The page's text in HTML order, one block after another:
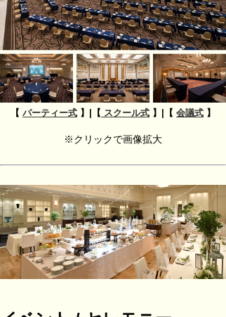
【 パーティー式 】|【 スクール式 】|【 会議式 】
※クリックで画像拡大